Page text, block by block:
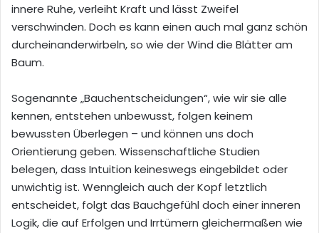
innere Ruhe, verleiht Kraft und lässt Zweifel
verschwinden. Doch es kann einen auch mal ganz schön
durcheinanderwirbeln, so wie der Wind die Blätter am
Baum.
Sogenannte „Bauchentscheidungen“, wie wir sie alle
kennen, entstehen unbewusst, folgen keinem
bewussten Überlegen – und können uns doch
Orientierung geben. Wissenschaftliche Studien
belegen, dass Intuition keineswegs eingebildet oder
unwichtig ist. Wenngleich auch der Kopf letztlich
entscheidet, folgt das Bauchgefühl doch einer inneren
Logik, die auf Erfolgen und Irrtümern gleichermaßen wie